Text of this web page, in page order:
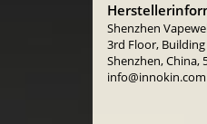
Shenzhen
3rd Floor,
Shenzhen, China,
info@innokin.com